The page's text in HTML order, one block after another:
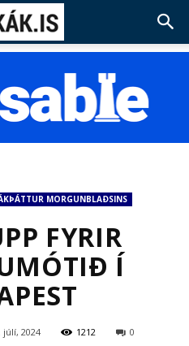
MORGUNBLAÐSINS
FYRIR
Í
júlí, 2024 1212 0